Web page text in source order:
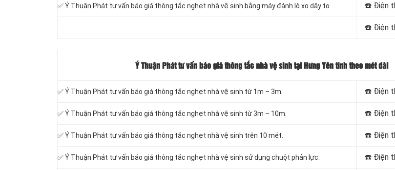
✅ Ý Thuận Phát tư vấn báo giá thông tắc nghẹt nhà vệ sinh bằng máy đánh lò xo dây to ☎️ Điện
☎️ Điện
Ý Thuận Phát tư vấn báo giá thông tắc nhà vệ sinh tại Hưng Yên tính theo mét dài
✅ Ý Thuận Phát tư vấn báo giá thông tắc nghẹt nhà vệ sinh từ 1m – 3m. ☎️ Điện
✅ Ý Thuận Phát tư vấn báo giá thông tắc nghẹt nhà vệ sinh từ 3m – 10m. ☎️ Điện
✅ Ý Thuận Phát tư vấn báo giá thông tắc nghẹt nhà vệ sinh trên 10 mét. ☎️ Điện
✅ Ý Thuận Phát tư vấn báo giá thông tắc nghẹt nhà vệ sinh sử dụng chuột phản lực. ☎️ Điện